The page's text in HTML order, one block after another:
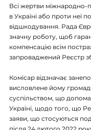
Всі жертви міжнародно-
в Україні або проти неї
відшкодування. Рада
значну роботу, щоб
компенсацію всім
запроваджений Реєстр
Комісар відзначає
висловлене йому
суспільством, що
Україні, щодо того, що
заяви, що стосуються